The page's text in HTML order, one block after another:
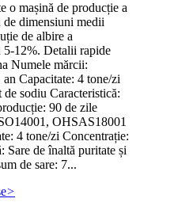
o mașină de producție a
dimensiuni medii
de albire a
12%. Detalii rapide
Numele mărcii:
Capacitate: 4 tone/zi
sodiu Caracteristică:
90 de zile
OHSAS18001
4 tone/zi Concentrație:
Sare de înaltă puritate și
de sare: 7...
>